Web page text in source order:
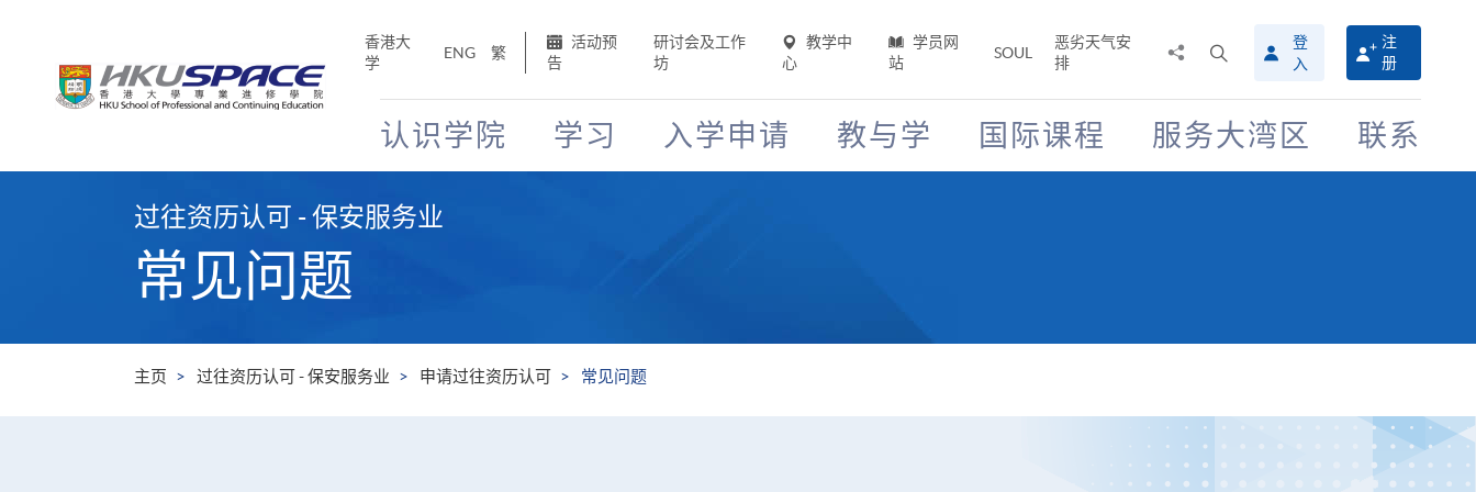
香港大
学
ENG 繁
活动预
告
研讨会及工作
坊
教学中
心
学员网
站
SOUL
恶劣天气安
排
搜
寻
介
面
登
入
注
册
认识学院 学习 入学申请 教与学 国际课程 服务大湾区 联系
过往资历认可 - 保安服务业
常见问题
主页 过往资历认可 - 保安服务业 申请过往资历认可 常见问题